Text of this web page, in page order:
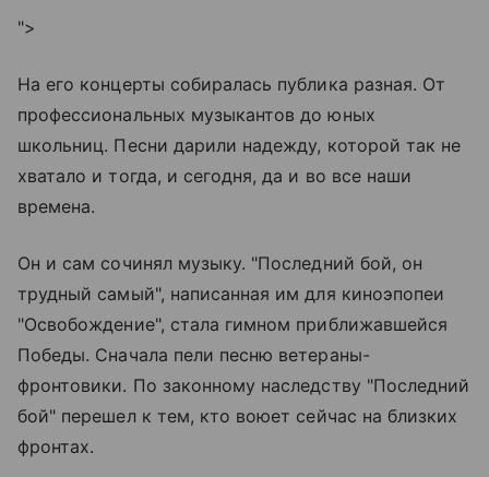
">
На его концерты собиралась публика разная. От
профессиональных музыкантов до юных
школьниц. Песни дарили надежду, которой так не
хватало и тогда, и сегодня, да и во все наши
времена.
Он и сам сочинял музыку. "Последний бой, он
трудный самый", написанная им для киноэпопеи
"Освобождение", стала гимном приближавшейся
Победы. Сначала пели песню ветераны-
фронтовики. По законному наследству "Последний
бой" перешел к тем, кто воюет сейчас на близких
фронтах.